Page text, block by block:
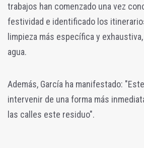
trabajos han comenzado una vez
festividad e identificado los
limpieza más específica y
agua.
Además, García ha manifestado:
intervenir de una forma más
las calles este residuo".